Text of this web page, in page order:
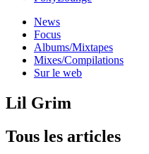
News
Focus
Albums/Mixtapes
Mixes/Compilations
Sur le web
Lil Grim
Tous les articles